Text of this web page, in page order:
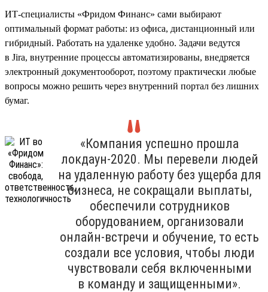
ИТ-специалисты «Фридом Финанс» сами выбирают
оптимальный формат работы: из офиса, дистанционный или
гибридный. Работать на удаленке удобно. Задачи ведутся
в Jira, внутренние процессы автоматизированы, внедряется
электронный документооборот, поэтому практически любые
вопросы можно решить через внутренний портал без лишних
бумаг.
«Компания успешно прошла
локдаун-2020. Мы перевели людей
на удаленную работу без ущерба для
бизнеса, не сокращали выплаты,
обеспечили сотрудников
оборудованием, организовали
онлайн-встречи и обучение, то есть
создали все условия, чтобы люди
чувствовали себя включенными
в команду и защищенными».